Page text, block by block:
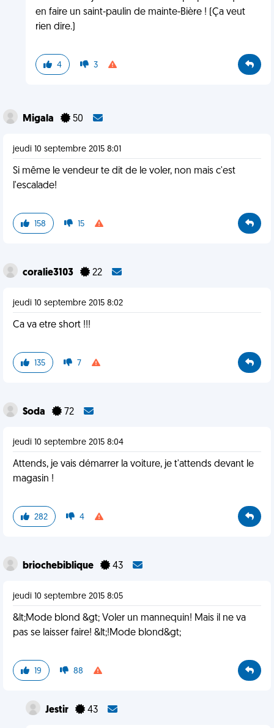
en faire un saint-paulin de mainte-Bière ! (Ça veut
rien dire.)
4 3
Migala 50
jeudi 10 septembre 2015 8:01
Si même le vendeur te dit de le voler, non mais c'est
l'escalade!
158 15
coralie3103 22
jeudi 10 septembre 2015 8:02
Ca va etre short !!!
135 7
Soda 72
jeudi 10 septembre 2015 8:04
Attends, je vais démarrer la voiture, je t'attends devant le
magasin !
282 4
briochebiblique 43
jeudi 10 septembre 2015 8:05
&lt;Mode blond &gt; Voler un mannequin! Mais il ne va
pas se laisser faire! &lt;!Mode blond&gt;
19 88
Jestir 43